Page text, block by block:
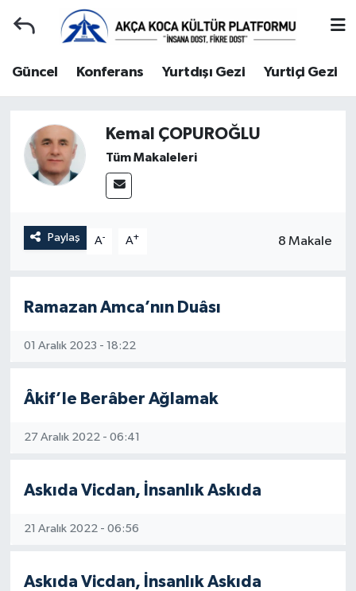
Güncel Konferans Yurtdışı Gezi Yurtiçi Gezi
Kemal ÇOPUROĞLU
Tüm Makaleleri
Paylaş A- A+ 8 Makale
Ramazan Amca’nın Duâsı
01 Aralık 2023 - 18:22
Âkif’le Berâber Ağlamak
27 Aralık 2022 - 06:41
Askıda Vicdan, İnsanlık Askıda
21 Aralık 2022 - 06:56
Askıda Vicdan, İnsanlık Askıda
Gençlerle Başbaşa
Güncel
Konferans
Ziyaretler
Hakkımızda
Kocaeli Hava Durumu
Kocaeli Namaz Vakitleri
Kocaeli Trafik Yoğunluk Haritası
Son Dakika Haberleri
Haber Arşivi